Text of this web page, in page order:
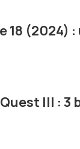
18
III :